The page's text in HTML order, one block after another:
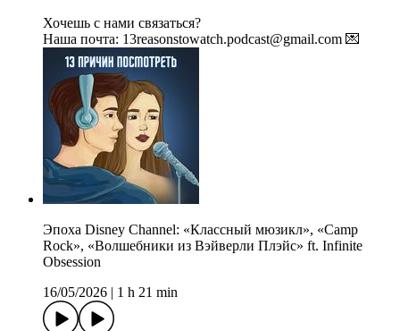
Хочешь с нами связаться?
Наша почта: 13reasonstowatch.podcast@gmail.com 💌
Эпоха Disney Channel: «Классный мюзикл», «Camp
Rock», «Волшебники из Вэйверли Плэйс» ft. Infinite
Obsession
16/05/2026
1 h 21 min